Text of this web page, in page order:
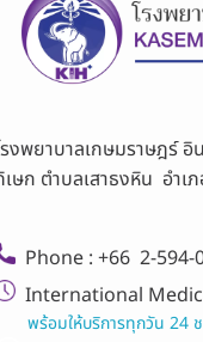
งพยาบาลเกษมราษฎร์
เษก ตำบลเสาธงหิน อำ
Phone : +66 2-594-
International
ร้อมให้บริการทุกวัน 24